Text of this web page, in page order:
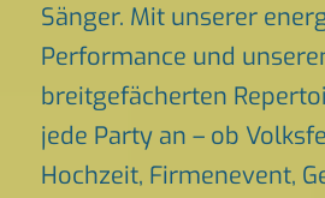
Sänger. Mit unserer
Performance und
breitgefächerten
jede Party an – ob
Hochzeit, Firmenevent,